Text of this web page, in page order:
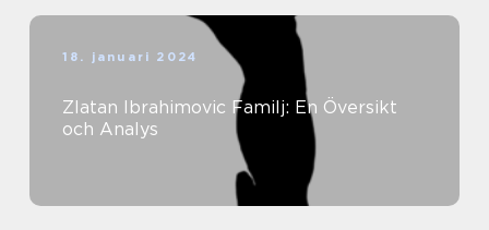
18. januari 2024
Zlatan Ibrahimovic Familj: En Översikt
och Analys